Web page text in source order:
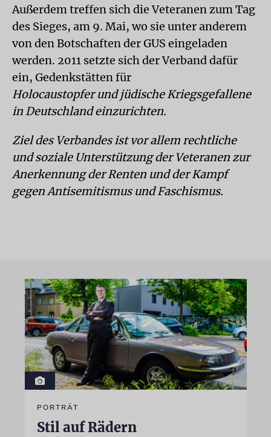
Außerdem treffen sich die Veteranen zum Tag
des Sieges, am 9. Mai, wo sie unter anderem
von den Botschaften der GUS eingeladen
werden. 2011 setzte sich der Verband dafür
ein, Gedenkstätten für
Holocaustopfer und jüdische Kriegsgefallene
in Deutschland einzurichten.
Ziel des Verbandes ist vor allem rechtliche
und soziale Unterstützung der Veteranen zur
Anerkennung der Renten und der Kampf
gegen Antisemitismus und Faschismus.
PORTRÄT
Stil auf Rädern